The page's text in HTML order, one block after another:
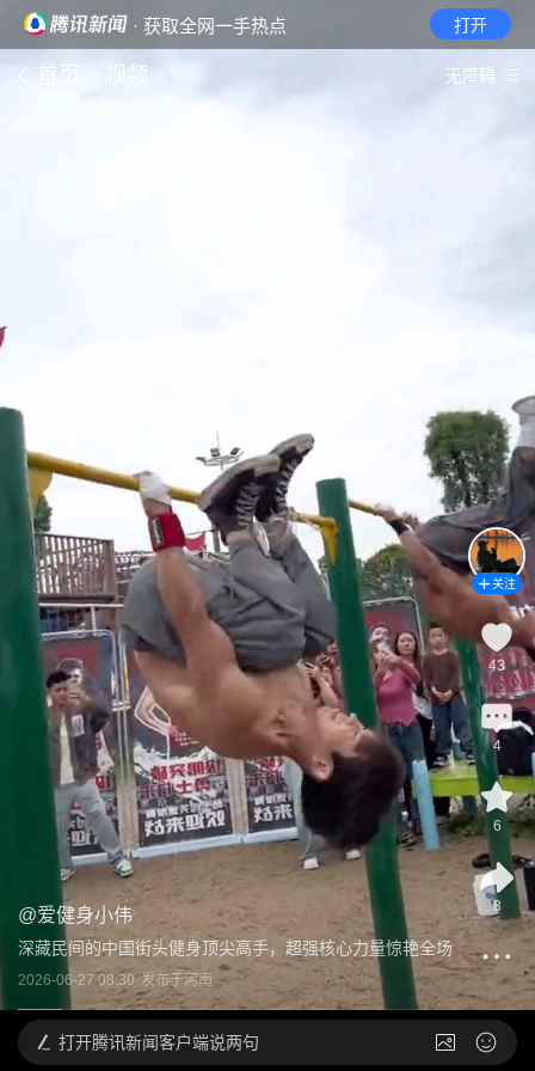
· 获取全网一手热点 打开
首页 视频 无障碍
@爱健身小伟
深藏民间的中国街头健身顶尖高手，超强核心力量惊艳全场
2026-06-27 08:30 发布于河南
关注
43
4
6
8
打开腾讯新闻客户端说两句